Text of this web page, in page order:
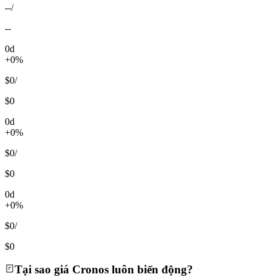
--/
--
0d
+0%
$0/
$0
0d
+0%
$0/
$0
0d
+0%
$0/
$0
Tại sao giá Cronos luôn biến động?